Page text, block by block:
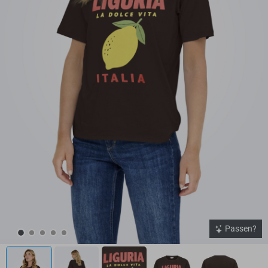
Passen?